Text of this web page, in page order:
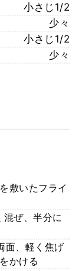
小さじ1/2
少々
小さじ1/2
少々
敷いたフライ
ぜ、半分に
面、軽く焦げ
かける